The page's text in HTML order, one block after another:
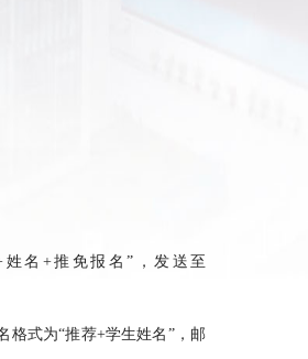
姓名 +推免报名” ，发送至
格式为“推荐+学生姓名 ”，邮